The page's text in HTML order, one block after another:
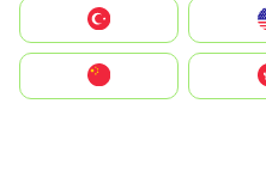
United States
中國香港特別行政區